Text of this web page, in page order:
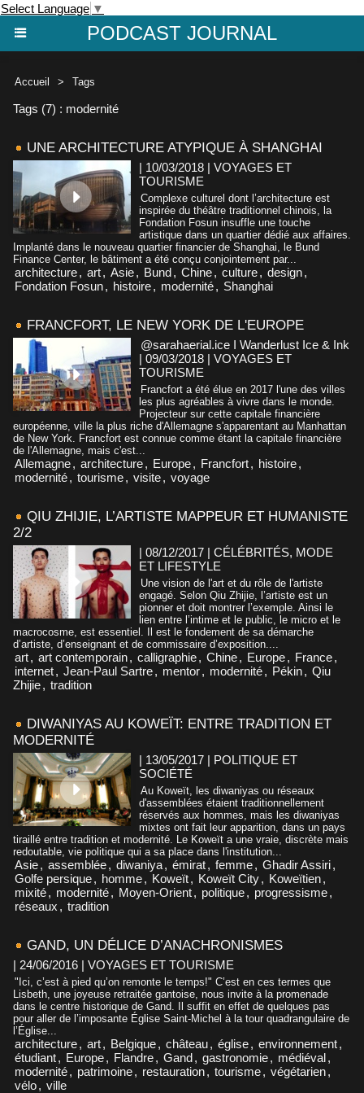
Select Language ▼
PODCAST JOURNAL
Accueil > Tags
Tags (7) : modernité
UNE ARCHITECTURE ATYPIQUE À SHANGHAI
| 10/03/2018 | VOYAGES ET
TOURISME
Complexe culturel dont l’architecture est
inspirée du théâtre traditionnel chinois, la
Fondation Fosun insuffle une touche
artistique dans un quartier dédié aux affaires.
Implanté dans le nouveau quartier financier de Shanghai, le Bund
Finance Center, le bâtiment a été conçu conjointement par...
architecture, art, Asie, Bund, Chine, culture, design,
Fondation Fosun, histoire, modernité, Shanghai
FRANCFORT, LE NEW YORK DE L'EUROPE
@sarahaerial.ice I Wanderlust Ice & Ink
| 09/03/2018 | VOYAGES ET
TOURISME
Francfort a été élue en 2017 l'une des villes
les plus agréables à vivre dans le monde.
Projecteur sur cette capitale financière
européenne, ville la plus riche d'Allemagne s'apparentant au Manhattan
de New York. Francfort est connue comme étant la capitale financière
de l'Allemagne, mais c'est...
Allemagne, architecture, Europe, Francfort, histoire,
modernité, tourisme, visite, voyage
QIU ZHIJIE, L’ARTISTE MAPPEUR ET HUMANISTE
2/2
| 08/12/2017 | CÉLÉBRITÉS, MODE
ET LIFESTYLE
Une vision de l'art et du rôle de l'artiste
engagé. Selon Qiu Zhijie, l’artiste est un
pionner et doit montrer l’exemple. Ainsi le
lien entre l’intime et le public, le micro et le
macrocosme, est essentiel. Il est le fondement de sa démarche
d’artiste, d’enseignant et de commissaire d’exposition....
art, art contemporain, calligraphie, Chine, Europe, France,
internet, Jean-Paul Sartre, mentor, modernité, Pékin, Qiu
Zhijie, tradition
DIWANIYAS AU KOWEÏT: ENTRE TRADITION ET
MODERNITÉ
| 13/05/2017 | POLITIQUE ET
SOCIÉTÉ
Au Koweït, les diwaniyas ou réseaux
d'assemblées étaient traditionnellement
réservés aux hommes, mais les diwaniyas
mixtes ont fait leur apparition, dans un pays
tiraillé entre tradition et modernité. Le Koweït a une vraie, discrète mais
redoutable, vie politique qui a sa place dans l'institution...
Asie, assemblée, diwaniya, émirat, femme, Ghadir Assiri,
Golfe persique, homme, Koweït, Koweït City, Koweïtien,
mixité, modernité, Moyen-Orient, politique, progressisme,
réseaux , tradition
GAND, UN DÉLICE D’ANACHRONISMES
| 24/06/2016 | VOYAGES ET TOURISME
"Ici, c’est à pied qu’on remonte le temps!" C’est en ces termes que
Lisbeth, une joyeuse retraitée gantoise, nous invite à la promenade
dans le centre historique de Gand. Il suffit en effet de quelques pas
pour aller de l’imposante Église Saint-Michel à la tour quadrangulaire de
l’Église...
architecture, art, Belgique, château, église, environnement,
étudiant, Europe, Flandre, Gand, gastronomie, médiéval,
modernité, patrimoine, restauration, tourisme, végétarien,
vélo, ville